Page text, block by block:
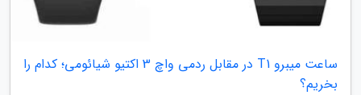
ساعت میبرو T1 در مقابل ردمی واچ 3 اکتیو شیائومی؛ کدام را
بخریم؟